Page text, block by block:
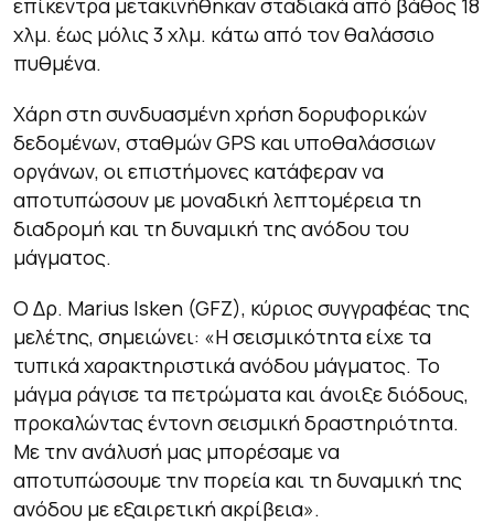
επίκεντρα μετακινήθηκαν σταδιακά από βάθος 18
χλμ. έως μόλις 3 χλμ. κάτω από τον θαλάσσιο
πυθμένα.
Χάρη στη συνδυασμένη χρήση δορυφορικών
δεδομένων, σταθμών GPS και υποθαλάσσιων
οργάνων, οι επιστήμονες κατάφεραν να
αποτυπώσουν με μοναδική λεπτομέρεια τη
διαδρομή και τη δυναμική της ανόδου του
μάγματος.
Ο Δρ. Marius Isken (GFZ), κύριος συγγραφέας της
μελέτης, σημειώνει: «Η σεισμικότητα είχε τα
τυπικά χαρακτηριστικά ανόδου μάγματος. Το
μάγμα ράγισε τα πετρώματα και άνοιξε διόδους,
προκαλώντας έντονη σεισμική δραστηριότητα.
Με την ανάλυσή μας μπορέσαμε να
αποτυπώσουμε την πορεία και τη δυναμική της
ανόδου με εξαιρετική ακρίβεια».